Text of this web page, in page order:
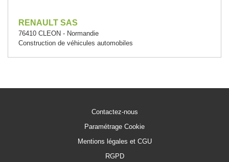
RENAULT SAS
76410 CLEON - Normandie
Construction de véhicules automobiles
Contactez-nous
Paramétrage Cookie
Mentions légales et CGU
RGPD